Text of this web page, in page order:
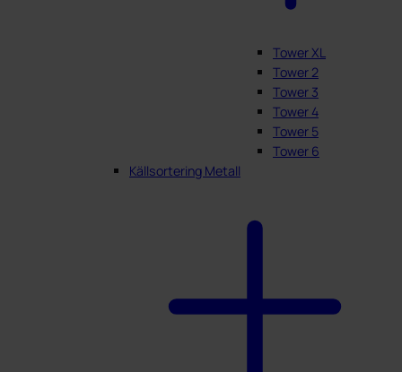
Tower XL
Tower 2
Tower 3
Tower 4
Tower 5
Tower 6
Källsortering Metall